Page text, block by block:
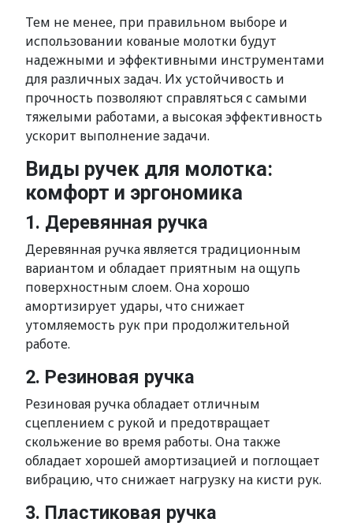
Тем не менее, при правильном выборе и
использовании кованые молотки будут
надежными и эффективными инструментами
для различных задач. Их устойчивость и
прочность позволяют справляться с самыми
тяжелыми работами, а высокая эффективность
ускорит выполнение задачи.
Виды ручек для молотка:
комфорт и эргономика
1. Деревянная ручка
Деревянная ручка является традиционным
вариантом и обладает приятным на ощупь
поверхностным слоем. Она хорошо
амортизирует удары, что снижает
утомляемость рук при продолжительной
работе.
2. Резиновая ручка
Резиновая ручка обладает отличным
сцеплением с рукой и предотвращает
скольжение во время работы. Она также
обладает хорошей амортизацией и поглощает
вибрацию, что снижает нагрузку на кисти рук.
3. Пластиковая ручка